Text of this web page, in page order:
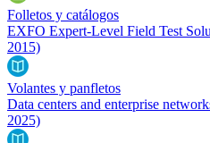
Folletos y catálogos
EXFO Expert-Level Field Test
2015)
Volantes y panfletos
Data centers and enterprise
2025)